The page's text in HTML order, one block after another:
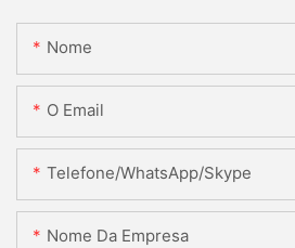
Nome
O Email
Telefone/WhatsApp/Skype
Nome Da Empresa